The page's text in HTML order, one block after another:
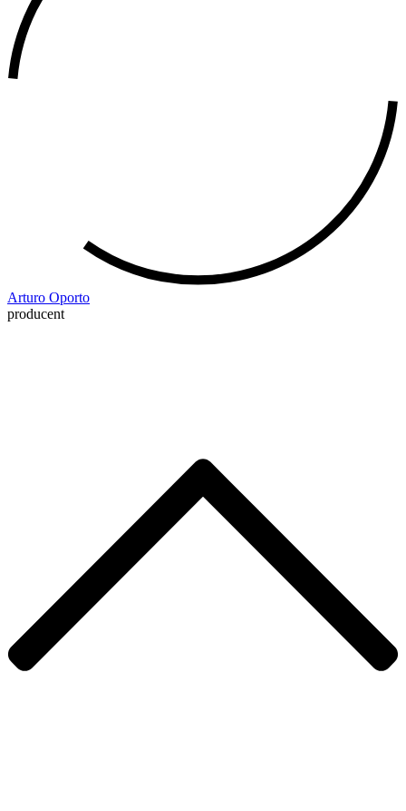
Arturo Oporto
producent